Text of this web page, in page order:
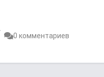
0 комментариев